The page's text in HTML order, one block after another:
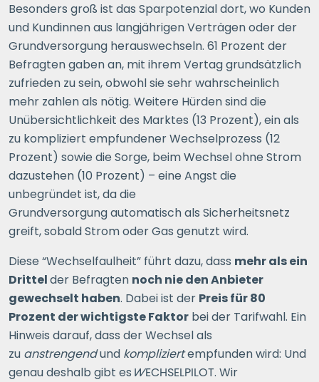
Besonders groß ist das Sparpotenzial dort, wo Kunden
und Kundinnen aus langjährigen Verträgen oder der
Grundversorgung herauswechseln. 61 Prozent der
Befragten gaben an, mit ihrem Vertag grundsätzlich
zufrieden zu sein, obwohl sie sehr wahrscheinlich
mehr zahlen als nötig. Weitere Hürden sind die
Unübersichtlichkeit des Marktes (13 Prozent), ein als
zu kompliziert empfundener Wechselprozess (12
Prozent) sowie die Sorge, beim Wechsel ohne Strom
dazustehen (10 Prozent) – eine Angst die
unbegründet ist, da die
Grundversorgung automatisch als Sicherheitsnetz
greift, sobald Strom oder Gas genutzt wird.
Diese “Wechselfaulheit” führt dazu, dass mehr als ein
Drittelder Befragten noch nie den Anbieter
gewechselt haben. Dabei ist der Preis für 80
Prozent der wichtigste Faktor bei der Tarifwahl. Ein
Hinweis darauf, dass der Wechsel als
zu anstrengendund kompliziertempfunden wird: Und
genau deshalb gibt es WECHSELPILOT. Wir